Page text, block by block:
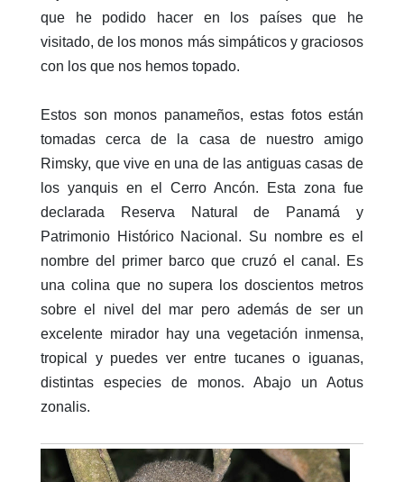
que he podido hacer en los países que he
visitado, de los monos más simpáticos y graciosos
con los que nos hemos topado.
Estos son monos panameños, estas fotos están
tomadas cerca de la casa de nuestro amigo
Rimsky, que vive en una de las antiguas casas de
los yanquis en el Cerro Ancón. Esta zona fue
declarada Reserva Natural de Panamá y
Patrimonio Histórico Nacional. Su nombre es el
nombre del primer barco que cruzó el canal. Es
una colina que no supera los doscientos metros
sobre el nivel del mar pero además de ser un
excelente mirador hay una vegetación inmensa,
tropical y puedes ver entre tucanes o iguanas,
distintas especies de monos. Abajo un Aotus
zonalis.